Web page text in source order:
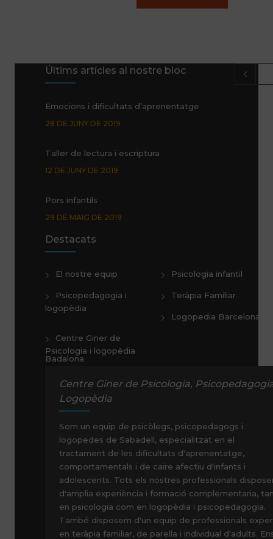
Últims artícles al nostre bloc
Emocions i dificultats d’aprenentatge
28 DE JUNY DE 2019
Taller de lectura i escriptura
12 DE JUNY DE 2019
Pors infantils
29 DE MAIG DE 2019
Destacats
El nostre equip Psicologia infantil
Psicopedagogia i
logopèdia
Teràpia Familiar
Logopedia Barcelona
Centre Giner de
Psicologia i logopèdia
Badalona
Centre Giner de Psicologia,
Logopèdia
Som un equip de psicòlegs, psicopedagogs i
logopedes de Sabadell, especialitzat en el
tractament de les dificultats d'aprenentatge,
comportamentals i de caire afectiu d'infants i
adolescents. Tots els nostres professionals
d'amplia experiència i formació complementaria,
en psicologia com en logopèdia i psicopedagogia.
També disposem d'un equip de professionals
en teràpia familiar, de parella i individual d'adults.